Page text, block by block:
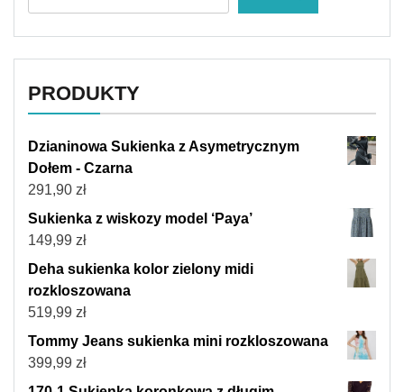
PRODUKTY
Dzianinowa Sukienka z Asymetrycznym
Dołem - Czarna
291,90 zł
Sukienka z wiskozy model ‘Paya’
149,99 zł
Deha sukienka kolor zielony midi
rozkloszowana
519,99 zł
Tommy Jeans sukienka mini rozkloszowana
399,99 zł